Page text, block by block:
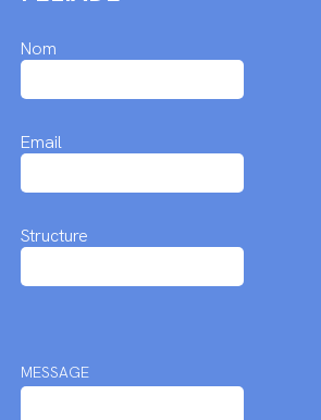
Nom
Email
Structure
MESSAGE